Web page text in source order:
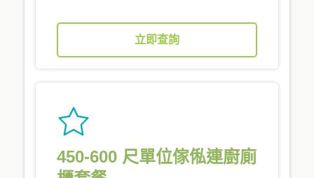
立即查詢
450-600 尺單位傢俬連廚廁